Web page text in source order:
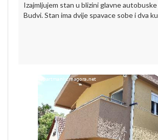
Izajmljujem stan u blizini glavne
Budvi. Stan ima dvije spavace sobe i dva